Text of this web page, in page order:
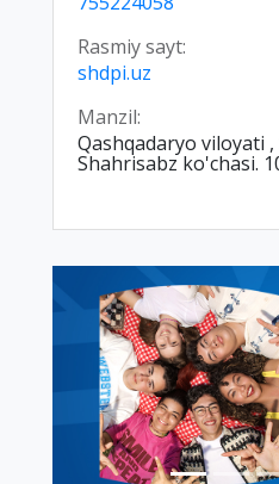
Rasmiy sayt:
shdpi.uz
Manzil:
Qashqadaryo viloyati
Shahrisabz ko'chasi.